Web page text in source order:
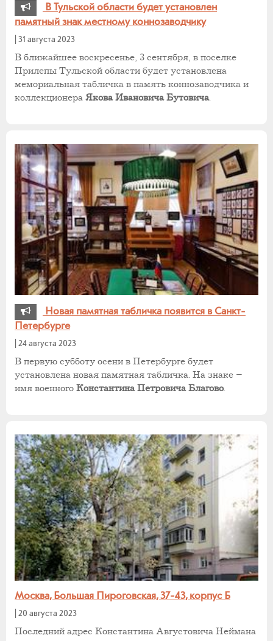
В Тульской области будет установлен
памятный знак местному коннозаводчику
31 августа 2023
В ближайшее воскресенье, 3 сентября, в поселке
Прилепы Тульской области будет установлена
мемориальная табличка в память коннозаводчика и
коллекционера Якова Ивановича Бутовича.
Новая памятная табличка появится в Санкт-
Петербурге
24 августа 2023
В первую субботу осени в Петербурге будет
установлена новая памятная табличка. На знаке –
имя военного Константина Петровича Благово.
Москва, Большая Пироговская, 37-43, корпус Б
20 августа 2023
Последний адрес Константина Августовича Неймана